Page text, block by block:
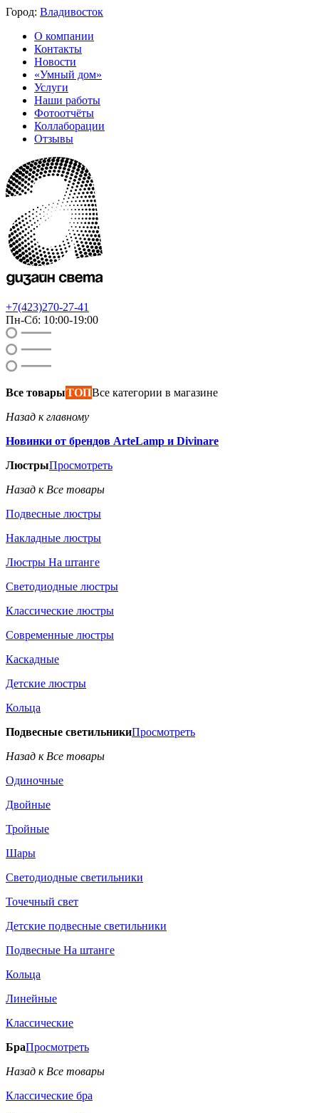
Город: Владивосток
О компании
Контакты
Новости
«Умный дом»
Услуги
Наши работы
Фотоотчёты
Коллаборации
Отзывы
+7(423)270-27-41
Пн-Сб: 10:00-19:00
Все товарыТОПВсе категории в магазине
Назад к главному
Новинки от брендов ArteLamp и Divinare
ЛюстрыПросмотреть
Назад к Все товары
Подвесные люстры
Накладные люстры
Люстры На штанге
Светодиодные люстры
Классические люстры
Современные люстры
Каскадные
Детские люстры
Кольца
Подвесные светильникиПросмотреть
Назад к Все товары
Одиночные
Двойные
Тройные
Шары
Светодиодные светильники
Точечный свет
Детские подвесные светильники
Подвесные На штанге
Кольца
Линейные
Классические
БраПросмотреть
Назад к Все товары
Классические бра